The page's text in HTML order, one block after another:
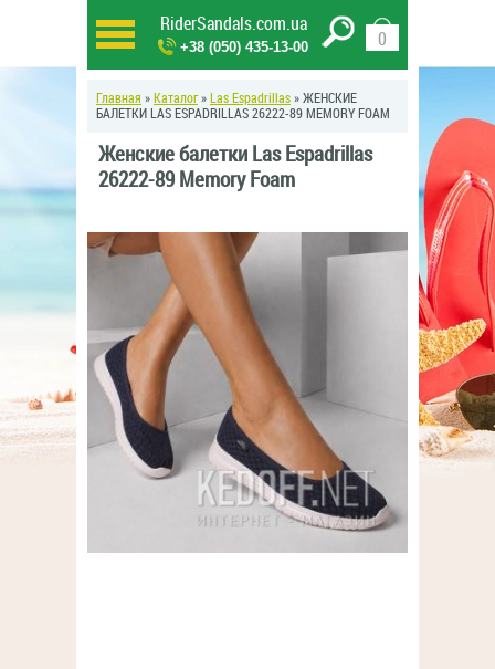
RiderSandals.com.ua
+38 (050) 435-13-00 0
Главная » Каталог» Las Espadrillas » ЖЕНСКИЕ
БАЛЕТКИ LAS ESPADRILLAS 26222-89 MEMORY FOAM
Женские балетки Las Espadrillas
26222-89 Memory Foam